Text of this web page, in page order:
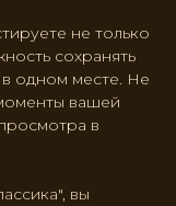
не только
сохранять
одном месте. Не
вашей
в
вы